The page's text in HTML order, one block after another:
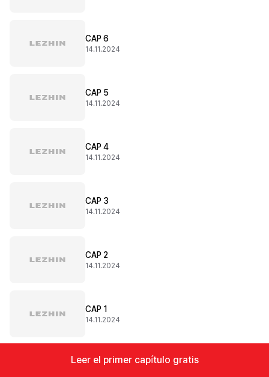
CAP 6
14.11.2024
CAP 5
14.11.2024
CAP 4
14.11.2024
CAP 3
14.11.2024
CAP 2
14.11.2024
CAP 1
14.11.2024
Leer el primer capítulo gratis